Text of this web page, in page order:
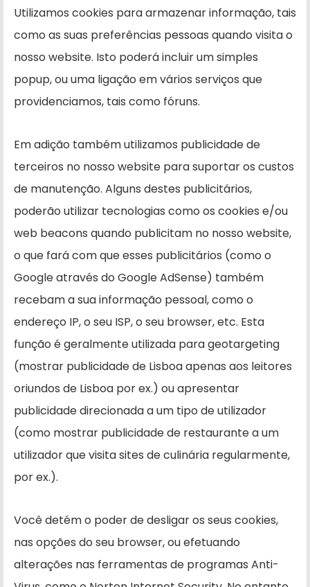
Utilizamos cookies para armazenar informação, tais
como as suas preferências pessoas quando visita o
nosso website. Isto poderá incluir um simples
popup, ou uma ligação em vários serviços que
providenciamos, tais como fóruns.
Em adição também utilizamos publicidade de
terceiros no nosso website para suportar os custos
de manutenção. Alguns destes publicitários,
poderão utilizar tecnologias como os cookies e/ou
web beacons quando publicitam no nosso website,
o que fará com que esses publicitários (como o
Google através do Google AdSense) também
recebam a sua informação pessoal, como o
endereço IP, o seu ISP, o seu browser, etc. Esta
função é geralmente utilizada para geotargeting
(mostrar publicidade de Lisboa apenas aos leitores
oriundos de Lisboa por ex.) ou apresentar
publicidade direcionada a um tipo de utilizador
(como mostrar publicidade de restaurante a um
utilizador que visita sites de culinária regularmente,
por ex.).
Você detém o poder de desligar os seus cookies,
nas opções do seu browser, ou efetuando
alterações nas ferramentas de programas Anti-